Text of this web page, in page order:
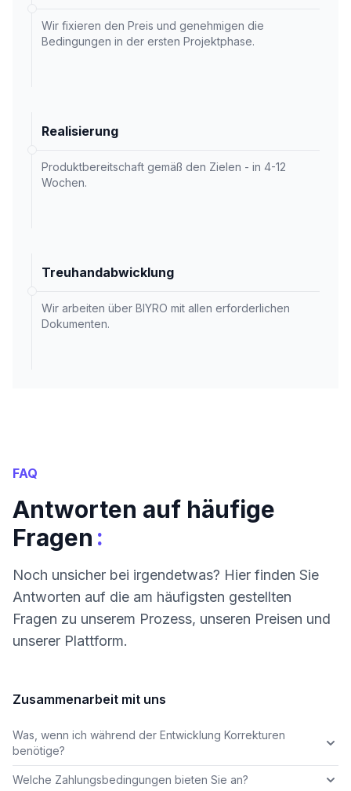
Wir fixieren den Preis und genehmigen die
Bedingungen in der ersten Projektphase.
Realisierung
Produktbereitschaft gemäß den Zielen - in 4-12
Wochen.
Treuhandabwicklung
Wir arbeiten über BIYRO mit allen erforderlichen
Dokumenten.
FAQ
Antworten auf häufige
Fragen :
Noch unsicher bei irgendetwas? Hier finden Sie
Antworten auf die am häufigsten gestellten
Fragen zu unserem Prozess, unseren Preisen und
unserer Plattform.
Zusammenarbeit mit uns
Was, wenn ich während der Entwicklung Korrekturen
benötige?
Welche Zahlungsbedingungen bieten Sie an?